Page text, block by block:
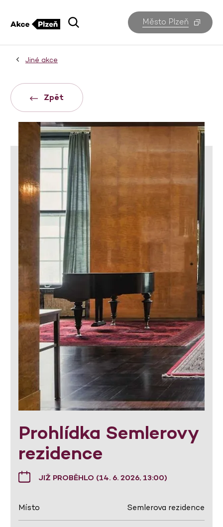
Město Plzeň
Jiné akce
Zpět
Prohlídka Semlerovy
rezidence
JIŽ PROBĚHLO (14. 6. 2026, 13:00)
Místo Semlerova rezidence